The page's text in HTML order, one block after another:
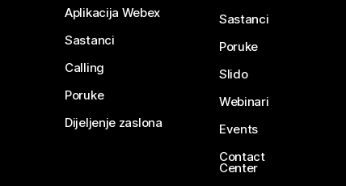
Aplikacija Webex
Sastanci
Calling
Poruke
Dijeljenje zaslona
Sastanci
Poruke
Slido
Webinari
Events
Contact
Center